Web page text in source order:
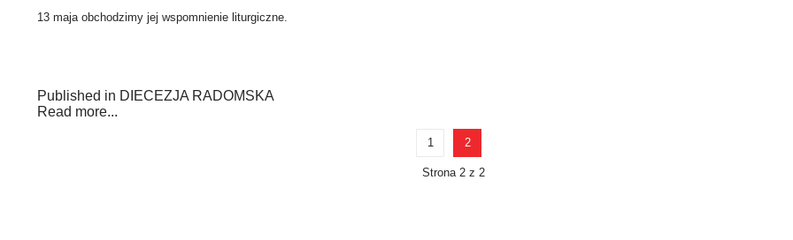
13 maja obchodzimy jej wspomnienie liturgiczne.
Published in DIECEZJA RADOMSKA
Read more...
1 2
Strona 2 z 2